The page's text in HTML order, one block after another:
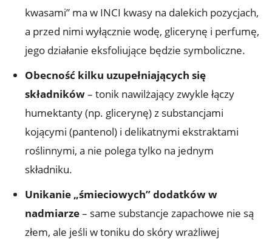
kwasami” ma w INCI kwasy na dalekich pozycjach,
a przed nimi wyłącznie wodę, glicerynę i perfumę,
jego działanie eksfoliujące będzie symboliczne.
Obecność kilku uzupełniających się
składników– tonik nawilżający zwykle łączy
humektanty (np. glicerynę) z substancjami
kojącymi (pantenol) i delikatnymi ekstraktami
roślinnymi, a nie polega tylko na jednym
składniku.
Unikanie „śmieciowych” dodatków w
nadmiarze– same substancje zapachowe nie są
złem, ale jeśli w toniku do skóry wrażliwej